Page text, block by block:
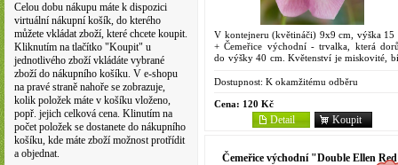
Celou dobu nákupu máte k dispozici
virtuální nákupní košík, do kterého
můžete vkládat zboží, které chcete koupit.
Kliknutím na tlačítko "Koupit" u
jednotlivého zboží vkládáte vybrané
zboží do nákupního košíku. V e-shopu
na pravé straně nahoře se zobrazuje,
kolik položek máte v košíku vloženo,
popř. jejich celková cena. Klinutím na
počet položek se dostanete do nákupního
košíku, kde máte zboží možnost protřídit
a objednat.
V kontejneru (květináči) 9x9 cm, výška 15
+ Čemeřice východní - trvalka, která
do výšky 40 cm. Květenství je miskovité,
prosinci,...
Dostupnost: K okamžitému odběru
Cena: 120 Kč
Koupit
Detail
Čemeřice východní "Double Ellen